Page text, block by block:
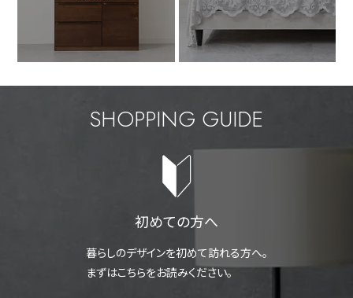
SHOPPING GUIDE
初めての方へ
暮らしのデザインを初めて訪れる方へ。
まずはこちらをお読みください。